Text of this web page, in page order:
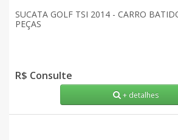
SUCATA GOLF TSI 2014 - CARRO
PEÇAS
R$ Consulte
+ detalhes